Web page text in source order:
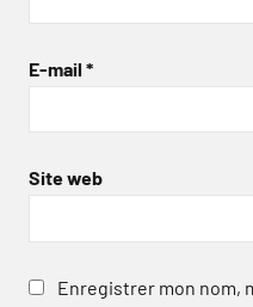
E-mail *
Site web
Enregistrer mon nom,